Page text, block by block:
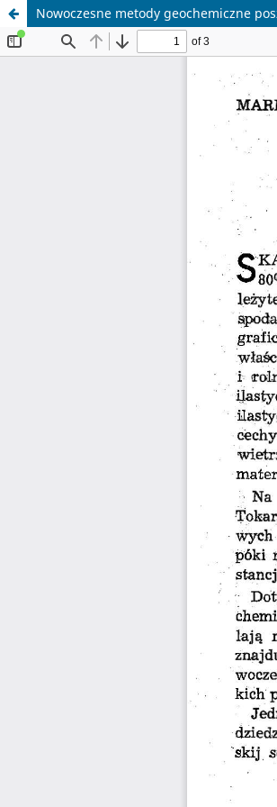
Nowoczesne metody geochemiczne